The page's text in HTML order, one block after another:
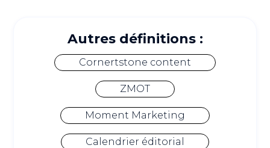
Autres définitions :
Cornertstone content
ZMOT
Moment Marketing
Calendrier éditorial